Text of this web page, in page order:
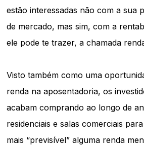
estão interessadas não com a sua
de mercado, mas sim, com a
ele pode te trazer, a chamada
Visto também como uma
renda na aposentadoria, os
acabam comprando ao longo de
residenciais e salas comerciais
mais “previsível” alguma renda